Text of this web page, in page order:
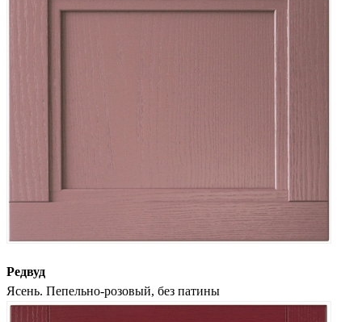
Редвуд
Ясень. Пепельно-розовый, без патины